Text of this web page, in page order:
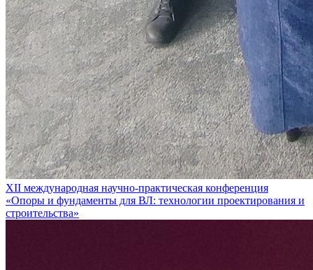
XII международная научно-практическая конференция
«Опоры и фундаменты для ВЛ: технологии проектирования и
строительства»